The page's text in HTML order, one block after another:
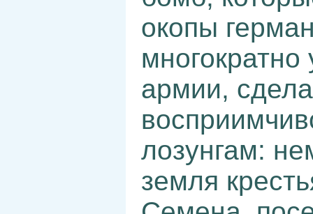
окопы
многократно
армии,
лозунгам:
земля